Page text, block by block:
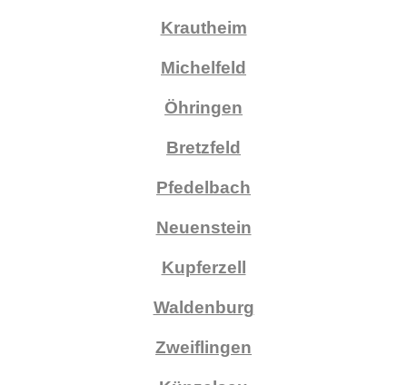
Krautheim
Michelfeld
Öhringen
Bretzfeld
Pfedelbach
Neuenstein
Kupferzell
Waldenburg
Zweiflingen